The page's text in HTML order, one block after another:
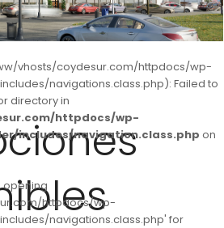
vhosts/coydesur.com/httpdocs/wp-
navigations.class.php): Failed to
directory in
httpdocs/wp-
includes/navigation.class.php on
opening
httpdocs/wp-
navigations.class.php' for